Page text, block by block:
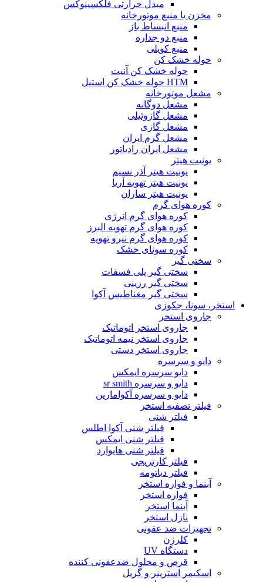
مبدل حرارتی فلکسینوکس
مخزن یا منبع موتورخانه
منبع انبساط باز
منبع دو جداره
منبع کویلی
حوله خشک کن
حوله خشک کن آنیت
HTM حوله خشک کن استیل
مشعل موتورخانه
مشعل دوگانه
مشعل گازوئیلی
مشعل گازی
مشعل گرم ایران
مشعل ایران رادیاتور
یونیت هیتر
یونیت هیتر آذر نسیم
یونیت هیتر تهویه آریا
یونیت هیتر ساران
کوره هوای گرم
کوره هوای گرم انرژی
کوره هوای گرم تهویه البرز
کوره هوای گرم نیرو تهویه
کوره سونای خشک
سختی گیر
سختی گیر پلی فسفات
سختی گیر رزینی
سختی گیر مغناطیس آکوا
استخر، سونا، جکوزی
جاروی استخر
جاروی استخر اتوماتیک
جاروی استخر نیمه اتوماتیک
جاروی استخر دستی
دایو و سرسره
دایو سرسره ایمکس
دایو و سرسره sr smith
دایو و سرسره آکوامارین
فیلتر تصفیه استخر
فیلتر شنی
فیلتر شنی آکوا اطلس
فیلتر شنی ایمکس
فیلتر شنی هایوارد
فیلتر کارتریجی
فیلتر دیاتومه
آبنما و فواره استخر
فواره استخر
آبنما استخر
نازل استخر
تجهیزات ضد عفونی
کلرزن
دستگاه UV
قرص و محلول ضدعفونی کننده
اسکیمر استرینر و گریل